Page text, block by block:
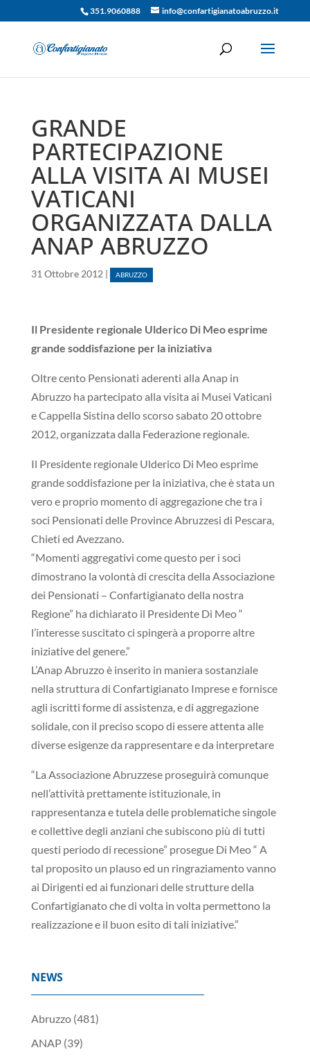
351.9060888 info@confartigianatoabruzzo.it
GRANDE
PARTECIPAZIONE
ALLA VISITA AI MUSEI
VATICANI
ORGANIZZATA DALLA
ANAP ABRUZZO
31 Ottobre 2012 | ABRUZZO
Il Presidente regionale Ulderico Di Meo esprime
grande soddisfazione per la iniziativa
Oltre cento Pensionati aderenti alla Anap in
Abruzzo ha partecipato alla visita ai Musei Vaticani
e Cappella Sistina dello scorso sabato 20 ottobre
2012, organizzata dalla Federazione regionale.
Il Presidente regionale Ulderico Di Meo esprime
grande soddisfazione per la iniziativa, che è stata un
vero e proprio momento di aggregazione che tra i
soci Pensionati delle Province Abruzzesi di Pescara,
Chieti ed Avezzano.
“Momenti aggregativi come questo per i soci
dimostrano la volontà di crescita della Associazione
dei Pensionati – Confartigianato della nostra
Regione” ha dichiarato il Presidente Di Meo “
l’interesse suscitato ci spingerà a proporre altre
iniziative del genere.”
L’Anap Abruzzo è inserito in maniera sostanziale
nella struttura di Confartigianato Imprese e fornisce
agli iscritti forme di assistenza, e di aggregazione
solidale, con il preciso scopo di essere attenta alle
diverse esigenze da rappresentare e da interpretare
“La Associazione Abruzzese proseguirà comunque
nell’attività prettamente istituzionale, in
rappresentanza e tutela delle problematiche singole
e collettive degli anziani che subiscono più di tutti
questi periodo di recessione” prosegue Di Meo “ A
tal proposito un plauso ed un ringraziamento vanno
ai Dirigenti ed ai funzionari delle strutture della
Confartigianato che di volta in volta permettono la
realizzazione e il buon esito di tali iniziative.”
NEWS
Abruzzo(481)
ANAP(39)